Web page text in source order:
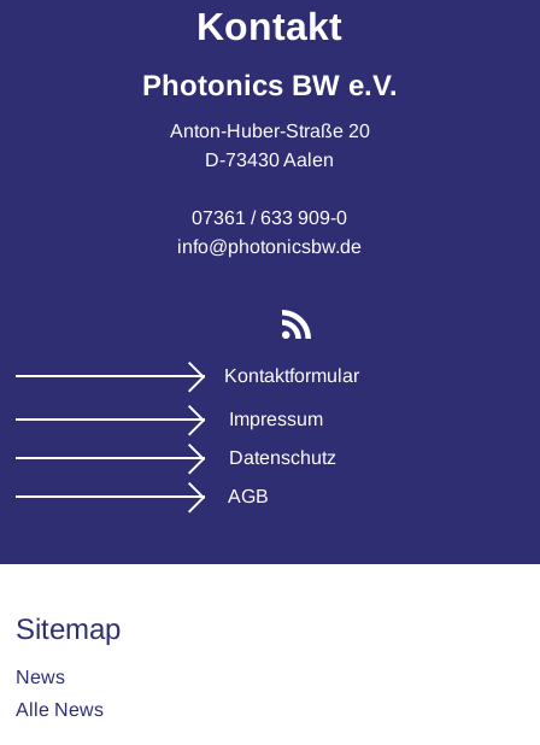
Kontakt
Photonics BW e.V.
Anton-Huber-Straße 20
D-73430 Aalen
07361 / 633 909-0
info@photonicsbw.de
Kontaktformular
Impressum
Datenschutz
AGB
Sitemap
News
Alle News